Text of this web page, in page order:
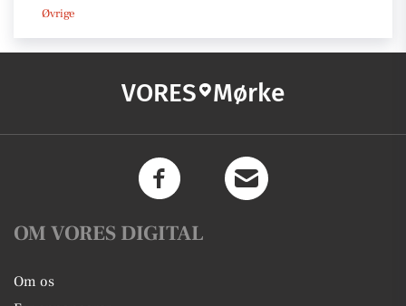
Øvrige
VORES Mørke
OM VORES DIGITAL
Om os